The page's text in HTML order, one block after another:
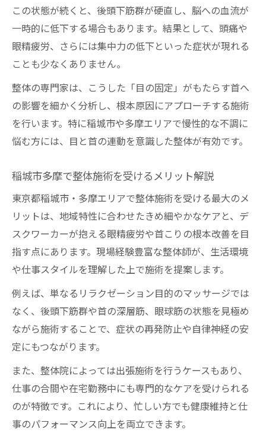
この状態が続くと、後頭下筋群が硬直し、脳への血流が
一時的に低下する場合もあります。結果として、頭痛や
眼精疲労、さらには集中力の低下といった症状が現れる
ことも少なくありません。
整体の専門家は、こうした「目の固定」がもたらす首へ
の影響を細かく分析し、根本原因にアプローチする施術
を行います。特に稲城市や多摩エリアで慢性的な不調に
悩む方には、目と首の連動を意識した整体が有効です。
稲城市多摩で整体施術を受けるメリット解説
東京都稲城市・多摩エリアで整体施術を受ける最大のメ
リットは、地域特性に合わせたきめ細やかなケアと、デ
スクワーカーが抱える眼精疲労や首こりの根本改善を目
指す点にあります。現場経験豊富な整体師が、生活環境
や仕事スタイルを理解した上で施術を提案します。
例えば、単なるリラクゼーション目的のマッサージでは
なく、後頭下筋群や首の深層筋、眼球筋の状態を見極め
ながら施術することで、症状の再発防止や自律神経の安
定にもつながります。
また、整体院によっては出張施術を行うケースもあり、
仕事の合間や在宅勤務中にも専門的なケアを受けられる
のが特徴です。これにより、忙しい方でも健康維持と仕
事のパフォーマンス向上を両立できます。